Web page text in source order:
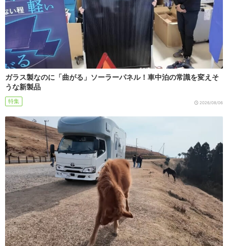
ガラス製なのに「曲がる」ソーラーパネル！車中泊の常識を変えそ
うな新製品
特集 2026/08/06